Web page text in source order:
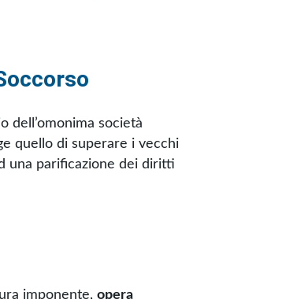
dell’omonima società
quello di superare i vecchi
una parificazione dei diritti
imponente, opera